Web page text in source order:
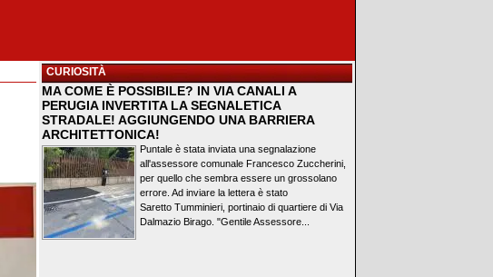
CURIOSITÀ
MA COME È POSSIBILE? IN VIA CANALI A
PERUGIA INVERTITA LA SEGNALETICA
STRADALE! AGGIUNGENDO UNA BARRIERA
ARCHITETTONICA!
Puntale è stata inviata una segnalazione
all'assessore comunale Francesco Zuccherini,
per quello che sembra essere un grossolano
errore. Ad inviare la lettera è stato
Saretto Tumminieri, portinaio di quartiere di Via
Dalmazio Birago. "Gentile Assessore...